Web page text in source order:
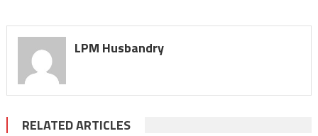
LPM Husbandry
RELATED ARTICLES